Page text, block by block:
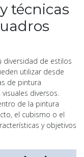
técnicas
diversidad de estilos
utilizar desde
de pintura
diversos.
de la pintura
el cubismo o el
y objetivos